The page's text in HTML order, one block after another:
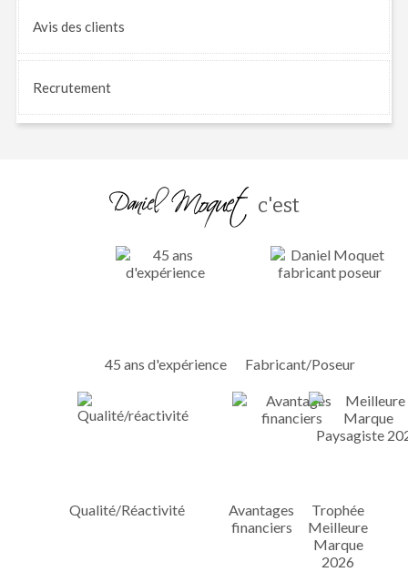
Avis des clients
Recrutement
c'est
45 ans d'expérience Fabricant/Poseur
Qualité/Réactivité
Avantages
financiers
Trophée
Meilleure
Marque
2026